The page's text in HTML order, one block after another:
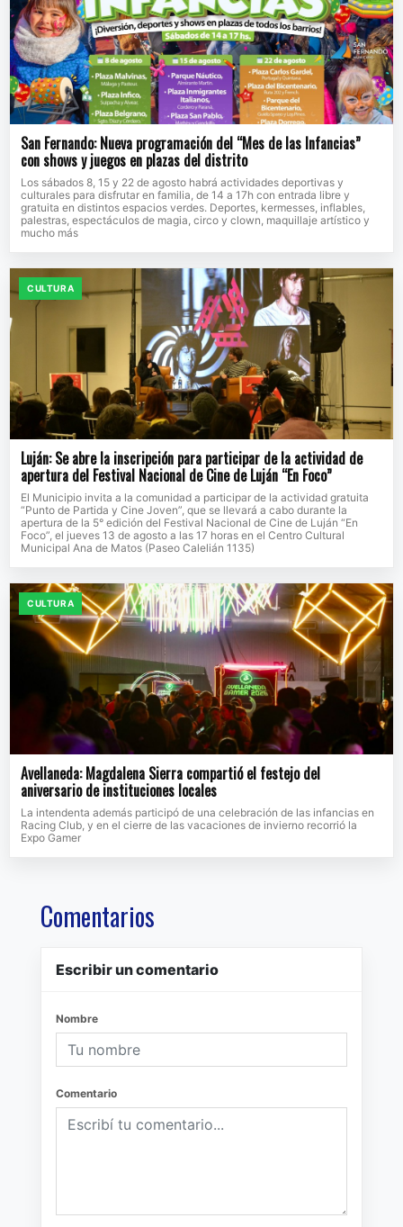
San Fernando: Nueva programación del “Mes de las Infancias”
con shows y juegos en plazas del distrito
Los sábados 8, 15 y 22 de agosto habrá actividades deportivas y
culturales para disfrutar en familia, de 14 a 17h con entrada libre y
gratuita en distintos espacios verdes. Deportes, kermesses, inflables,
palestras, espectáculos de magia, circo y clown, maquillaje artístico y
mucho más
CULTURA
Luján: Se abre la inscripción para participar de la actividad de
apertura del Festival Nacional de Cine de Luján “En Foco”
El Municipio invita a la comunidad a participar de la actividad gratuita
“Punto de Partida y Cine Joven”, que se llevará a cabo durante la
apertura de la 5° edición del Festival Nacional de Cine de Luján “En
Foco”, el jueves 13 de agosto a las 17 horas en el Centro Cultural
Municipal Ana de Matos (Paseo Calelián 1135)
CULTURA
Avellaneda: Magdalena Sierra compartió el festejo del
aniversario de instituciones locales
La intendenta además participó de una celebración de las infancias en
Racing Club, y en el cierre de las vacaciones de invierno recorrió la
Expo Gamer
Comentarios
Escribir un comentario
Nombre
Comentario